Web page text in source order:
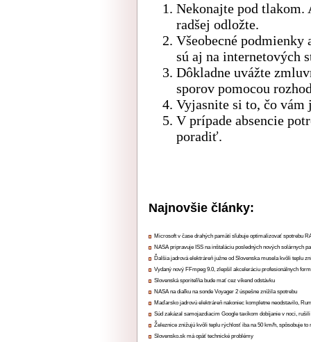
Nekonajte pod tlakom.
radšej odložte.
Všeobecné podmienky
sú aj na internetových
Dôkladne uvážte
sporov pomocou
Vyjasnite si to, čo vám
V prípade absencie
poradiť.
Najnovšie články:
Microsoft v čase drahých pamätí sľubuje optimalizovať spotrebu
NASA pripravuje ISS na inštaláciu posledných nových solárnych
Ďalšia jadrová elektráreň južne od Slovenska musela kvôli teplu
Vydaný nový FFmpeg 9.0, zlepšil akceleráciu profesionálnych
Slovenská sporiteľňa bude mať cez víkend odstávku
NASA na diaľku na sonde Voyager 2 úspešne znížila spotrebu
Maďarsko jadrovú elektráreň nakoniec kompletne neodstavilo,
Súd zakázal samojazdiacim Google taxíkom dobíjanie v noci,
Železnice znižujú kvôli teplu rýchlosť iba na 50 km/h, spôsobuje to
Slovensko.sk má opäť technické problémy